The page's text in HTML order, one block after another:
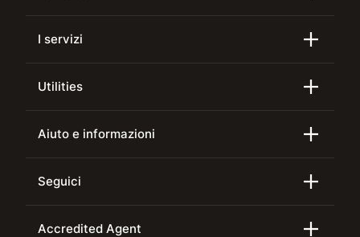
I servizi
Utilities
Aiuto e informazioni
Seguici
Accredited Agent